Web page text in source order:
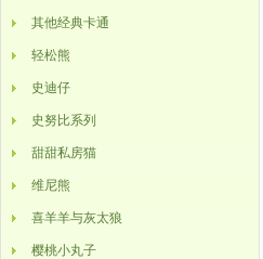
其他经典卡通
轻松熊
史迪仔
史努比系列
甜甜私房猫
维尼熊
喜羊羊与灰太狼
樱桃小丸子